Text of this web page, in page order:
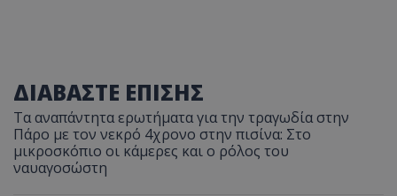
ΔΙΑΒΑΣΤΕ ΕΠΙΣΗΣ
Τα αναπάντητα ερωτήματα για την τραγωδία στην
Πάρο με τον νεκρό 4χρονο στην πισίνα: Στο
μικροσκόπιο οι κάμερες και ο ρόλος του
ναυαγοσώστη